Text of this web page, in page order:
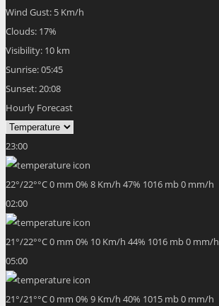
Wind Gust: 5 Km/h
Clouds: 17%
Visibility: 10 km
Sunrise:05:45
Sunset:20:08
Hourly Forecast
23:00
22°/22°°C0 mm 0% 8 Km/h 47% 1016 mb0 mm/h
02:00
21°/22°°C0 mm 0% 10 Km/h 44% 1016 mb0 mm/h
05:00
21°/21°°C0 mm 0% 9 Km/h 40% 1015 mb0 mm/h